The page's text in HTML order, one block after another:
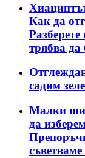
Как да
трябва да
садим
Малки
да